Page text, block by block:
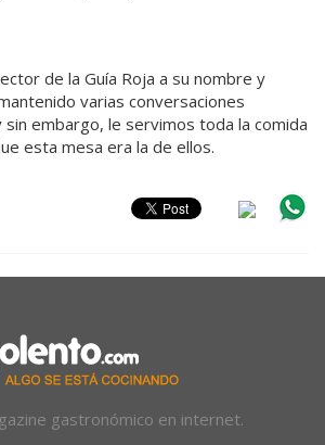
de la Guía Roja a su nombre y
varias conversaciones
sin embargo, le servimos toda la comida
esta mesa era la de ellos.
gastronómico en internet.